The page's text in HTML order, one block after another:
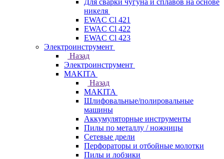
Для сварки чугуна и сплавов на основе
никеля
EWAC Cl 421
EWAC Cl 422
EWAC Cl 423
Электроинструмент
Назад
Электроинструмент
МAKITA
Назад
МAKITA
Шлифовальные/полировальные
машины
Аккумуляторные инструменты
Пилы по металлу / ножницы
Сетевые дрели
Перфораторы и отбойные молотки
Пилы и лобзики